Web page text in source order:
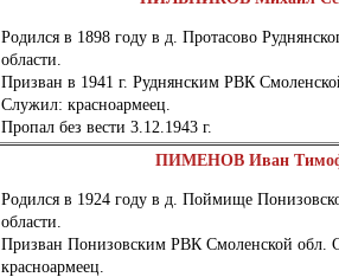
Родился в 1898 году в д. Протасово
области.
Призван в 1941 г. Руднянским РВК
Служил: красноармеец.
Пропал без вести 3.12.1943 г.
ПИМЕНОВ Иван
Родился в 1924 году в д. Поймище
области.
Призван Понизовским РВК Смоленской обл.
красноармеец.